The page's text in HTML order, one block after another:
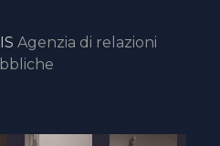
online
Agenzia di relazioni